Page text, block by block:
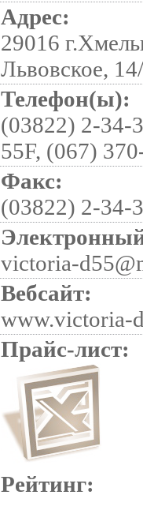
Адрес:
29016
Львовское,
Телефон(ы):
(03822) 2-34-
55F, (067)
Факс:
(03822) 2-34-
victoria-
Вебсайт:
www.victoria-
Прайс-лист:
Рейтинг: